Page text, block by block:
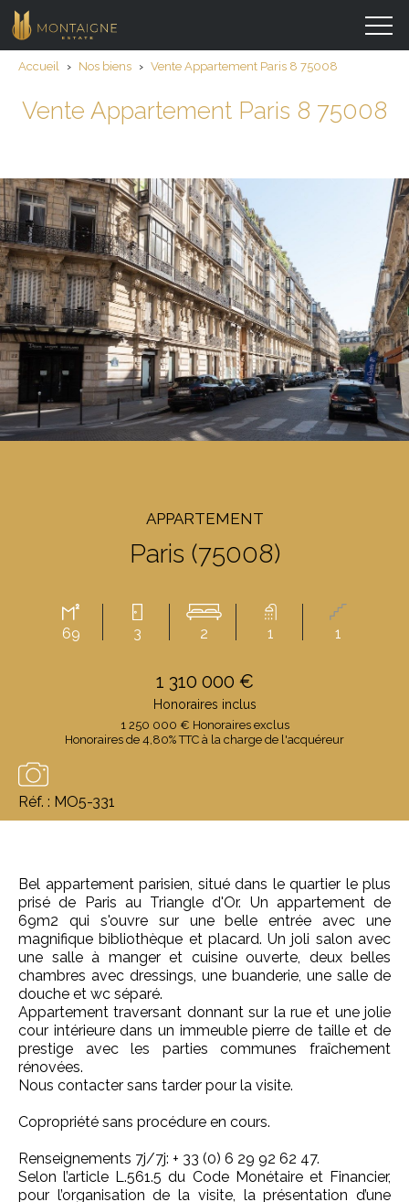
APPARTEMENT
Paris (75008)
69 3 2 1 1
1 310 000 €
Honoraires inclus
1 250 000 € Honoraires exclus
Honoraires de 4,80% TTC à la charge de l'acquéreur
Réf. : MO5-331
Accueil › Nos biens › Vente Appartement Paris 8 75008
Vente Appartement Paris 8 75008
Bel appartement parisien, situé dans le quartier le plus
prisé de Paris au Triangle d'Or. Un appartement de
69m2 qui s'ouvre sur une belle entrée avec une
magnifique bibliothèque et placard. Un joli salon avec
une salle à manger et cuisine ouverte, deux belles
chambres avec dressings, une buanderie, une salle de
douche et wc séparé.
Appartement traversant donnant sur la rue et une jolie
cour intérieure dans un immeuble pierre de taille et de
prestige avec les parties communes fraîchement
rénovées.
Nous contacter sans tarder pour la visite.
Copropriété sans procédure en cours.
Renseignements 7j/7j: + 33 (0) 6 29 92 62 47.
Selon l’article L.561.5 du Code Monétaire et Financier,
pour l’organisation de la visite, la présentation d’une